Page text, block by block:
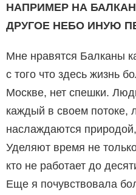
НАПРИМЕР НА
ДРУГОЕ НЕБО ИНУЮ
Мне нравятся Балканы
с того что здесь жизнь
Москве, нет спешки.
каждый в своем потоке,
наслаждаются
Уделяют время не
кто не работает до
Еще я почувствовала